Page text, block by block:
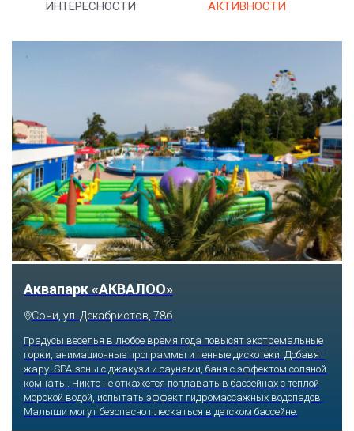
ИНТЕРЕСНОСТИ АКТИВНОСТИ
Аквапарк «АКВАЛОО»
Сочи, ул. Декабристов, 78б
Градусы веселья в любое время года повысят экстремальные
горки, анимационные программы и пенные дискотеки. Добавят
жару SPA-зоны с джакузи и саунами, баня с эффектом соляной
комнаты. Никто не откажется поплавать в бассейнах с теплой
морской водой, испытать эффект гидромассажных водопадов.
Малыши могут безопасно плескаться в детском бассейне.